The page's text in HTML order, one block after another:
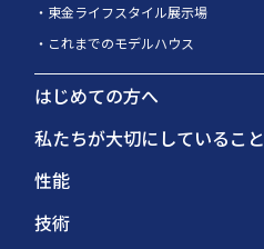
東金ライフスタイル展示場
これまでのモデルハウス
はじめての方へ
私たちが大切にしていること
性能
技術